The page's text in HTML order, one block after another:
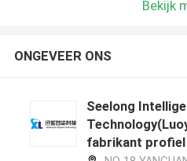
Bekijk
ONGEVEER ONS
Seelong
fabrikant profiel